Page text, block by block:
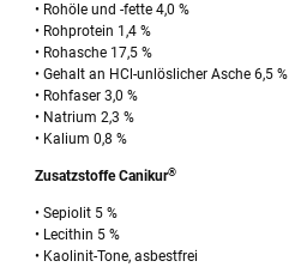
• Rohöle und -fette 4,0 %
• Rohprotein 1,4 %
• Rohasche 17,5 %
• Gehalt an HCl-unlöslicher Asche 6,5 %
• Rohfaser 3,0 %
• Natrium 2,3 %
• Kalium 0,8 %
Zusatzstoffe Canikur®
• Sepiolit 5 %
• Lecithin 5 %
• Kaolinit-Tone, asbestfrei